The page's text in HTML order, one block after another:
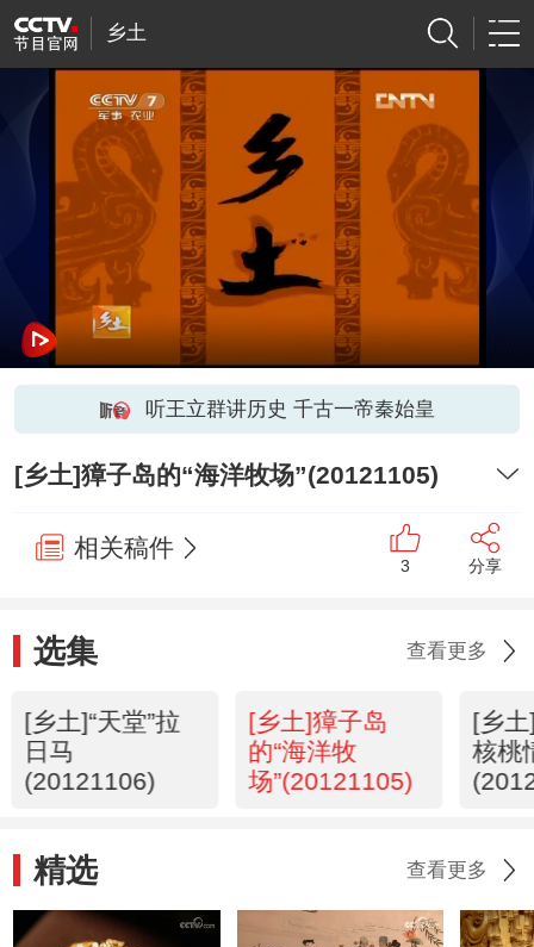
乡土
听王立群讲历史 千古一帝秦始皇
[乡土]獐子岛的“海洋牧场”(20121105)
相关稿件
3 分享
选集 查看更多
[乡土]“天堂”拉
日马
(20121106)
[乡土]獐子岛
的“海洋牧
场”(20121105)
[乡
核桃
精选 查看更多